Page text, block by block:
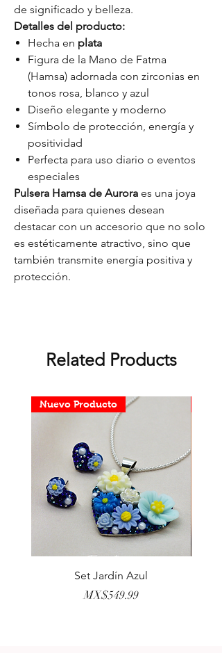
de significado y belleza.
Detalles del producto:
Hecha en plata
Figura de la Mano de Fatma
(Hamsa) adornada con zirconias en
tonos rosa, blanco y azul
Diseño elegante y moderno
Símbolo de protección, energía y
positividad
Perfecta para uso diario o eventos
especiales
Pulsera Hamsa de Aurora es una joya
diseñada para quienes desean
destacar con un accesorio que no solo
es estéticamente atractivo, sino que
también transmite energía positiva y
protección.
Related Products
Nuevo Producto
Set Jardín Azul
Price
MX$549.99